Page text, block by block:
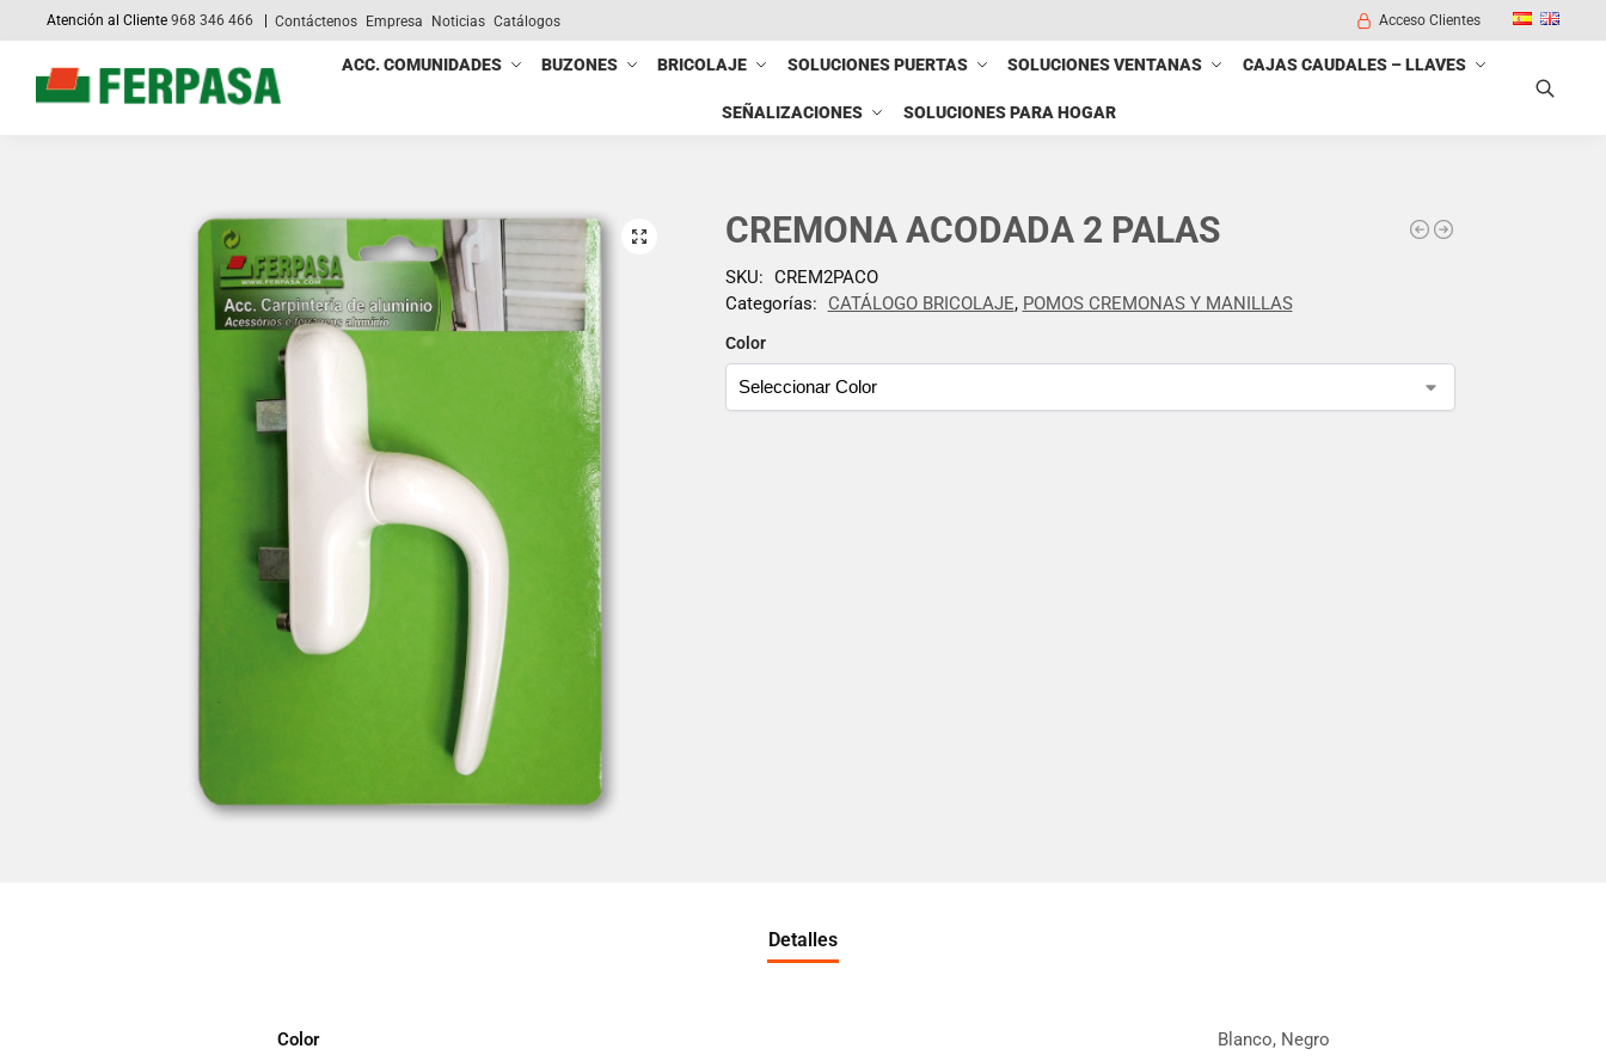
Atención al Cliente968 346 466 Contáctenos Empresa Noticias Catálogos Acceso Clientes
ACC. COMUNIDADES BUZONES BRICOLAJE SOLUCIONES PUERTAS SOLUCIONES VENTANAS CAJAS CAUDALES – LLAVES
SEÑALIZACIONES SOLUCIONES PARA HOGAR
Search
CREMONA ACODADA 2 PALAS
Color
SKU: CREM2PACO
Categorías:
CATÁLOGO BRICOLAJE, POMOS CREMONAS Y MANILLAS
Detalles
Color Blanco, Negro